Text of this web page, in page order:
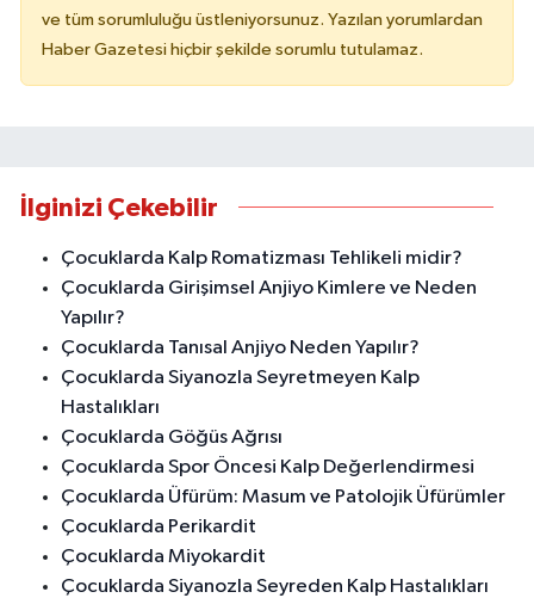
ve tüm sorumluluğu üstleniyorsunuz. Yazılan yorumlardan
Haber Gazetesi hiçbir şekilde sorumlu tutulamaz.
İlginizi Çekebilir
Çocuklarda Kalp Romatizması Tehlikeli midir?
Çocuklarda Girişimsel Anjiyo Kimlere ve Neden
Yapılır?
Çocuklarda Tanısal Anjiyo Neden Yapılır?
Çocuklarda Siyanozla Seyretmeyen Kalp
Hastalıkları
Çocuklarda Göğüs Ağrısı
Çocuklarda Spor Öncesi Kalp Değerlendirmesi
Çocuklarda Üfürüm: Masum ve Patolojik Üfürümler
Çocuklarda Perikardit
Çocuklarda Miyokardit
Çocuklarda Siyanozla Seyreden Kalp Hastalıkları